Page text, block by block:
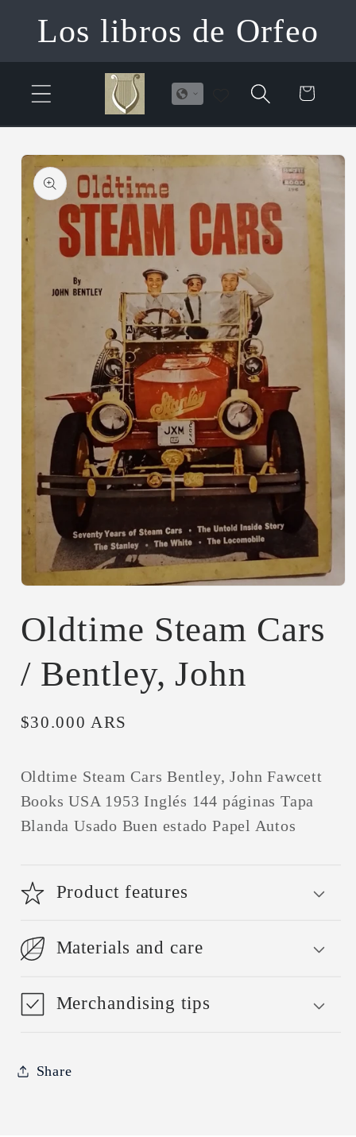
directamente
al contenido
Los libros de Orfeo
Carrito
directamente
a la
información
del producto
multimedia
1
en
ventana
modal
Oldtime Steam Cars
/ Bentley, John
Precio
$30.000 ARS
Oldtime Steam Cars Bentley, John Fawcett
Books USA 1953 Inglés 144 páginas Tapa
Blanda Usado Buen estado Papel Autos
Product features
Materials and care
Merchandising tips
Share